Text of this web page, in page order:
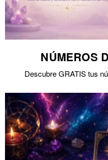
NÚMEROS
Descubre GRATIS tus